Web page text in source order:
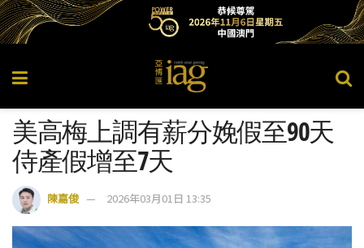
美高梅上調有薪分娩假至90天
侍產假增至7天
陳嘉俊 2026年03月01日 13:35